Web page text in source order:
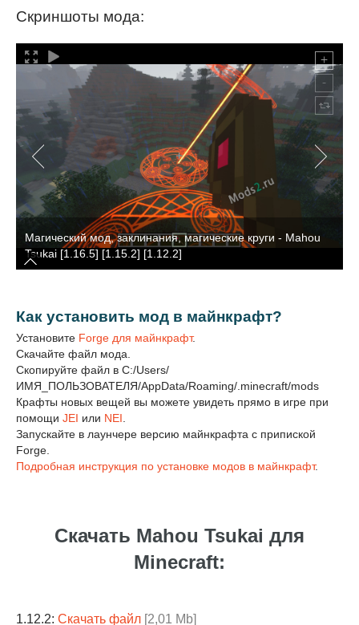
Скриншоты мода:
Магический мод, заклинания, магические круги - Mahou
Tsukai [1.16.5] [1.15.2] [1.12.2]
Как установить мод в майнкрафт?
Установите Forge для майнкрафт.
Скачайте файл мода.
Скопируйте файл в C:/Users/
ИМЯ_ПОЛЬЗОВАТЕЛЯ/AppData/Roaming/.minecraft/mods
Крафты новых вещей вы можете увидеть прямо в игре при
помощи JEI или NEI
Запускайте в лаунчере версию майнкрафта с припиской
Forge.
Подробная инструкция по установке модов в майнкрафт.
Скачать Mahou Tsukai для
Minecraft:
1.12.2: Скачать файл [2,01 Mb]